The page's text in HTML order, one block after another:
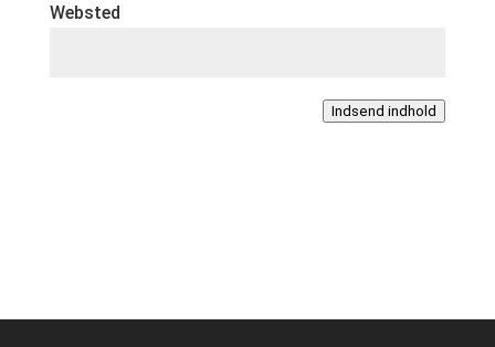
Websted
Indsend indhold